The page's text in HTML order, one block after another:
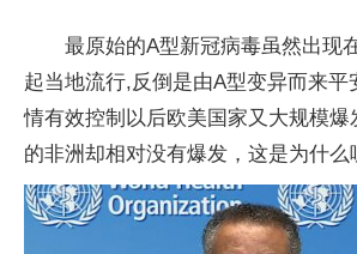
最原始的A型新冠病毒虽然出现
起当地流行,反倒是由A型变异而来平
情有效控制以后欧美国家又大规模
的非洲却相对没有爆发，这是为什么